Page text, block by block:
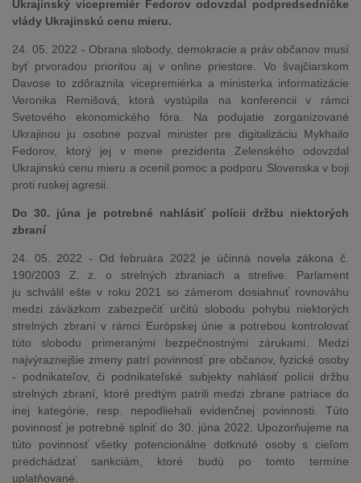
Ukrajinský vicepremiér Fedorov odovzdal podpredsedníčke
vlády Ukrajinskú cenu mieru.
24. 05. 2022 - Obrana slobody, demokracie a práv občanov musí
byť prvoradou prioritou aj v online priestore. Vo švajčiarskom
Davose to zdôraznila vicepremiérka a ministerka informatizácie
Veronika Remišová, ktorá vystúpila na konferencii v rámci
Svetového ekonomického fóra. Na podujatie zorganizované
Ukrajinou ju osobne pozval minister pre digitalizáciu Mykhailo
Fedorov, ktorý jej v mene prezidenta Zelenského odovzdal
Ukrajinskú cenu mieru a ocenil pomoc a podporu Slovenska v boji
proti ruskej agresii.
Do 30. júna je potrebné nahlásiť polícii držbu niektorých
zbraní
24. 05. 2022 - Od februára 2022 je účinná novela zákona č.
190/2003 Z. z. o strelných zbraniach a strelive. Parlament
ju schválil ešte v roku 2021 so zámerom dosiahnuť rovnováhu
medzi záväzkom zabezpečiť určitú slobodu pohybu niektorých
strelných zbraní v rámci Európskej únie a potrebou kontrolovať
túto slobodu primeranými bezpečnostnými zárukami. Medzi
najvýraznejšie zmeny patrí povinnosť pre občanov, fyzické osoby
- podnikateľov, či podnikateľské subjekty nahlásiť polícii držbu
strelných zbraní, ktoré predtým patrili medzi zbrane patriace do
inej kategórie, resp. nepodliehali evidenčnej povinnosti. Túto
povinnosť je potrebné splniť do 30. júna 2022. Upozorňujeme na
túto povinnosť všetky potencionálne dotknuté osoby s cieľom
predchádzať sankciám, ktoré budú po tomto termíne
uplatňované.